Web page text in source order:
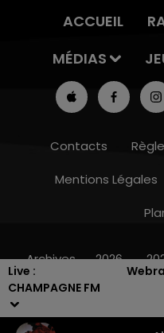
Live :
CHAMPAGNE FM
7h00
ACCUEIL
MÉDIAS
Contacts
Mentions Légales
Archives 2026